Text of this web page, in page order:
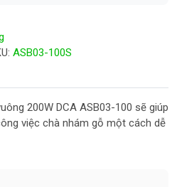
ASB03-100S
200W DCA ASB03-100 sẽ giúp
việc chà nhám gỗ một cách dễ